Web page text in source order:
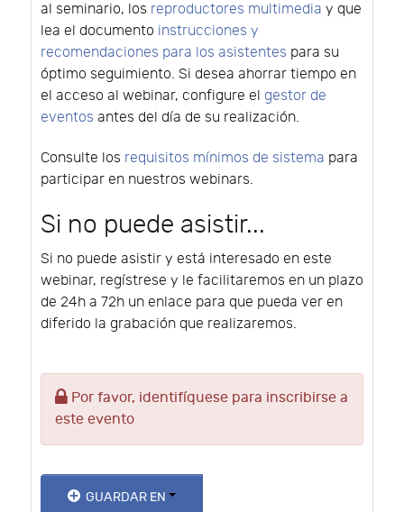
al seminario, los reproductores multimedia y que
lea el documento instrucciones y
recomendaciones para los asistentes para su
óptimo seguimiento. Si desea ahorrar tiempo en
el acceso al webinar, configure el gestor de
eventos antes del día de su realización.
Consulte los requisitos mínimos de sistema para
participar en nuestros webinars.
Si no puede asistir...
Si no puede asistir y está interesado en este
webinar, regístrese y le facilitaremos en un plazo
de 24h a 72h un enlace para que pueda ver en
diferido la grabación que realizaremos.
Por favor, identifíquese para inscribirse a
este evento
GUARDAR EN